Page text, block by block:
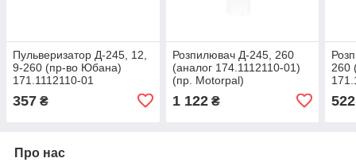
Пульверизатор Д-245, 12,
9-260 (пр-во Юбана)
171.1112110-01
357 ₴
Розпилювач Д-245, 260
(аналог 174.1112110-01)
(пр. Motorpal)
1 122₴
260
522
Про нас